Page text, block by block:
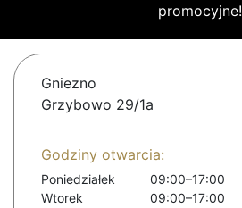
promocyjne!
Gniezno
Grzybowo 29/1a
Godziny otwarcia:
Poniedziałek
09:00–17:00
Wtorek
09:00–17:00